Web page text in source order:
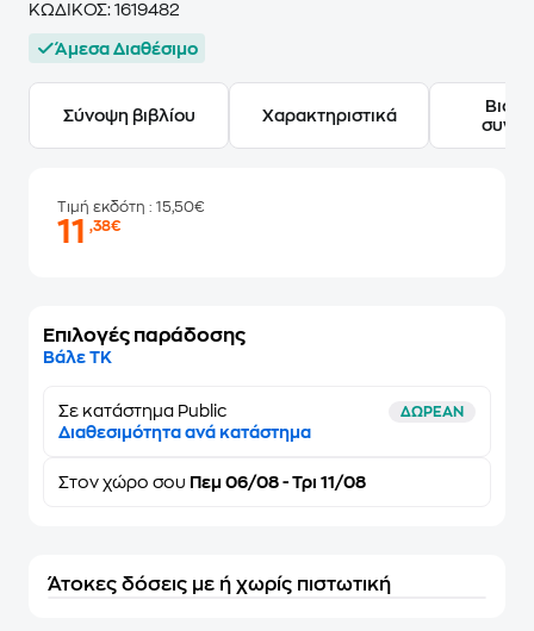
ΚΩΔΙΚΟΣ: 1619482
Άμεσα Διαθέσιμο
Σύνοψη βιβλίου Χαρακτηριστικά
Τιμή εκδότη : 15,50€
11,38€
Επιλογές παράδοσης
Βάλε ΤΚ
Σε κατάστημα Public ΔΩΡΕΑΝ
Διαθεσιμότητα ανά κατάστημα
Στον χώρο σου Πεμ 06/08 - Τρι 11/08
Άτοκες δόσεις με ή χωρίς πιστωτική